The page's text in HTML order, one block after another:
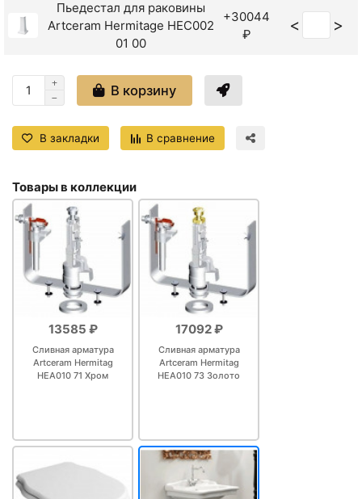
Пьедестал для раковины
Artceram Hermitage HEC002
01 00
+30044
₽
< >
В корзину
В закладки В сравнение
Товары в коллекции
13585 ₽
Сливная арматура
Artceram Hermitag
HEA010 71 Хром
17092 ₽
Сливная арматура
Artceram Hermitag
HEA010 73 Золото